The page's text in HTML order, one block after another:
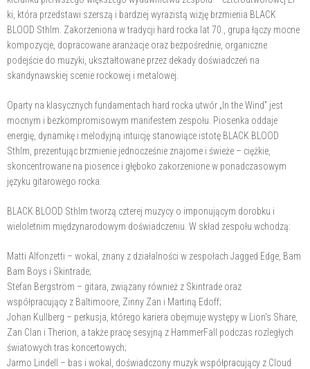
ki, która przedstawi szerszą i bardziej wyrazistą wizję brzmienia BLACK
BLOOD Sthlm. Zakorzeniona w tradycji hard rocka lat 70., grupa łączy mocne
kompozycje, dopracowane aranżacje oraz bezpośrednie, organiczne
podejście do muzyki, ukształtowane przez dekady doświadczeń na
skandynawskiej scenie rockowej i metalowej.
Oparty na klasycznych fundamentach hard rocka utwór „In the Wind” jest
mocnym i bezkompromisowym manifestem zespołu. Piosenka oddaje
energię, dynamikę i melodyjną intuicję stanowiące istotę BLACK BLOOD
Sthlm, prezentując brzmienie jednocześnie znajome i świeże – ciężkie,
skoncentrowane na piosence i głęboko zakorzenione w ponadczasowym
języku gitarowego rocka.
BLACK BLOOD Sthlm tworzą czterej muzycy o imponującym dorobku i
wieloletnim międzynarodowym doświadczeniu. W skład zespołu wchodzą:
Matti Alfonzetti – wokal, znany z działalności w zespołach Jagged Edge, Bam
Bam Boys i Skintrade;
Stefan Bergström – gitara, związany również z Skintrade oraz
współpracujący z Baltimoore, Zinny Zan i Martiną Edoff;
Johan Kullberg – perkusja, którego kariera obejmuje występy w Lion's Share,
Zan Clan i Therion, a także pracę sesyjną z HammerFall podczas rozległych
światowych tras koncertowych;
Jarmo Lindell – bas i wokal, doświadczony muzyk współpracujący z Cloud